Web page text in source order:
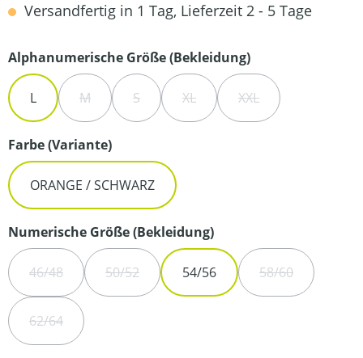
Versandfertig in 1 Tag, Lieferzeit 2 - 5 Tage
Alphanumerische Größe (Bekleidung)auswählen
L M(DIESE OPTION IST ZURZEIT NICHT VERFÜGBAR.)
S(DIESE OPTION IST ZURZEIT NICHT
XL(DIESE OPTION IST ZURZEIT
XXL(DIESE OPTION IST
Farbe (Variante)auswählen
ORANGE / SCHWARZ
Numerische Größe (Bekleidung)auswählen
46/48(DIESE OPTION IST ZURZEIT NICHT VERFÜGBAR.)
50/52(DIESE OPTION IST ZURZEIT NICHT
54/56 58/60(DIESE OPTION
62/64(DIESE OPTION IST ZURZEIT NICHT VERFÜGBAR.)